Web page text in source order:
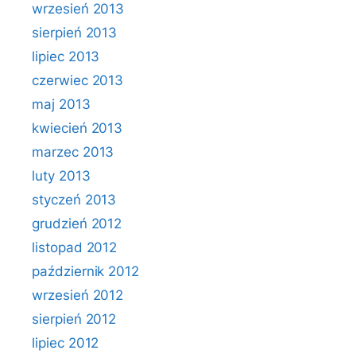
wrzesień 2013
sierpień 2013
lipiec 2013
czerwiec 2013
maj 2013
kwiecień 2013
marzec 2013
luty 2013
styczeń 2013
grudzień 2012
listopad 2012
październik 2012
wrzesień 2012
sierpień 2012
lipiec 2012